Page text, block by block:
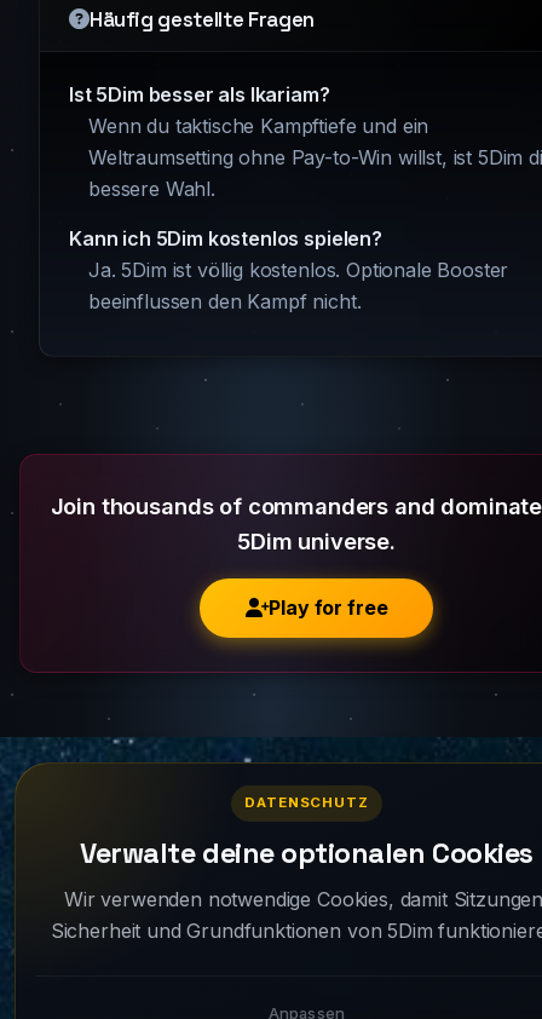
Häufig gestellte Fragen
Ist 5Dim besser als Ikariam?
Wenn du taktische Kampftiefe und ein
Weltraumsetting ohne Pay-to-Win willst, ist 5Dim
bessere Wahl.
Kann ich 5Dim kostenlos spielen?
Ja. 5Dim ist völlig kostenlos. Optionale Booster
beeinflussen den Kampf nicht.
Join thousands of commanders and
5Dim universe.
Play for free
DATENSCHUTZ
Verwalte deine optionalen Cookies
Wir verwenden notwendige Cookies, damit
Sicherheit und Grundfunktionen von 5Dim
Anpassen